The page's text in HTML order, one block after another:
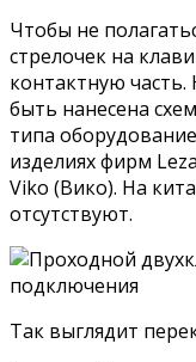
Чтобы не
стрелочек на
контактную
быть нанесена
типа
изделиях фирм
Viko (Вико). На
отсутствуют.
Так выглядит